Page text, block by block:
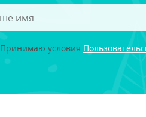
Принимаю условия